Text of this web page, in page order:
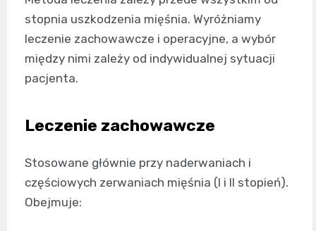
stopnia uszkodzenia mięśnia. Wyróżniamy
leczenie zachowawcze i operacyjne, a wybór
między nimi zależy od indywidualnej sytuacji
pacjenta.
Leczenie zachowawcze
Stosowane głównie przy naderwaniach i
częściowych zerwaniach mięśnia (I i II stopień).
Obejmuje: